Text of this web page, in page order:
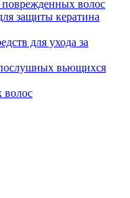
поврежденных волос
защиты кератина
для ухода за
вьющихся
волос